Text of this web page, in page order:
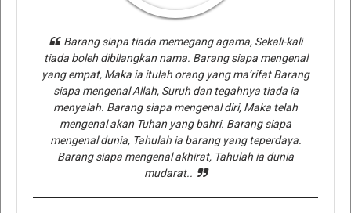
Barang siapa tiada memegang agama, Sekali-kali
tiada boleh dibilangkan nama. Barang siapa mengenal
yang empat, Maka ia itulah orang yang ma’rifat Barang
siapa mengenal Allah, Suruh dan tegahnya tiada ia
menyalah. Barang siapa mengenal diri, Maka telah
mengenal akan Tuhan yang bahri. Barang siapa
mengenal dunia, Tahulah ia barang yang teperdaya.
Barang siapa mengenal akhirat, Tahulah ia dunia
mudarat..